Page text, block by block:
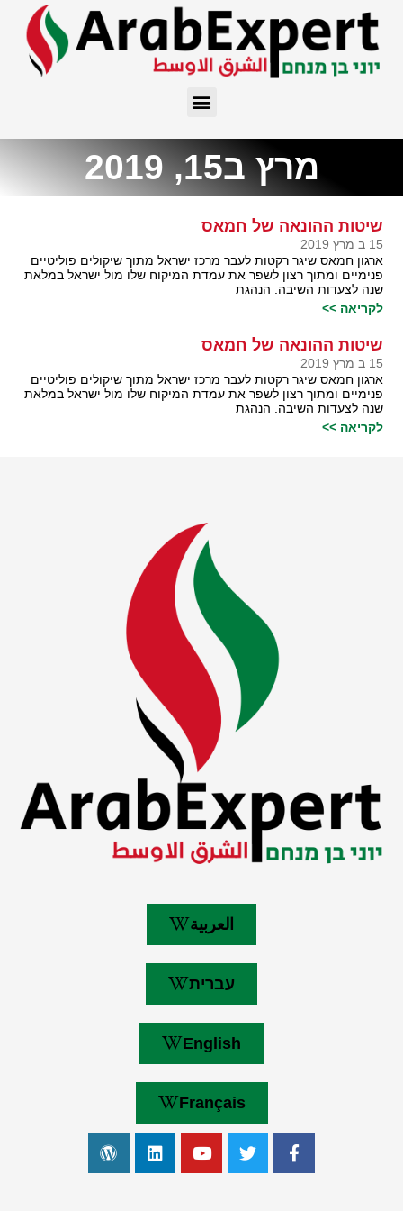
מרץ ב15, 2019
שיטות ההונאה של חמאס
15 ב מרץ 2019
ארגון חמאס שיגר רקטות לעבר מרכז ישראל מתוך שיקולים פוליטיים
פנימיים ומתוך רצון לשפר את עמדת המיקוח שלו מול ישראל במלאת
שנה לצעדות השיבה. הנהגת
לקריאה >>
שיטות ההונאה של חמאס
15 ב מרץ 2019
ארגון חמאס שיגר רקטות לעבר מרכז ישראל מתוך שיקולים פוליטיים
פנימיים ומתוך רצון לשפר את עמדת המיקוח שלו מול ישראל במלאת
שנה לצעדות השיבה. הנהגת
לקריאה >>
العربية
עברית
English
Français